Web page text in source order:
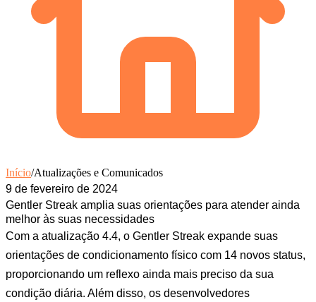
Início/Atualizações e Comunicados
9 de fevereiro de 2024
Gentler Streak amplia suas orientações para atender ainda
melhor às suas necessidades
Com a atualização 4.4, o Gentler Streak expande suas
orientações de condicionamento físico com 14 novos status,
proporcionando um reflexo ainda mais preciso da sua
condição diária. Além disso, os desenvolvedores